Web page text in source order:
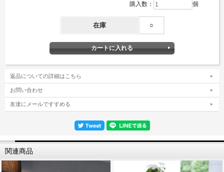
購入数： 個
在庫 ○
返品についての詳細はこちら
お問い合わせ
友達にメールですすめる
関連商品